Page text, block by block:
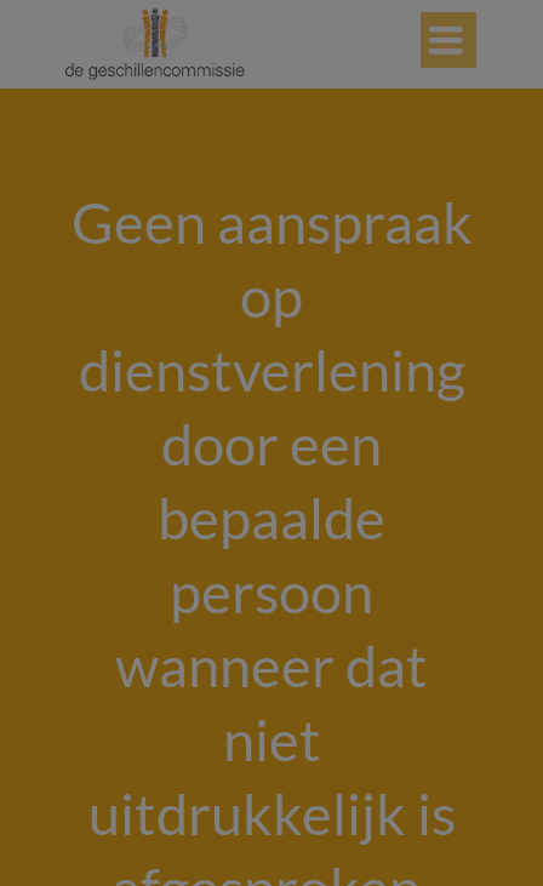

Geen aanspraak
op
dienstverlening
door een
bepaalde
persoon
wanneer dat
niet
uitdrukkelijk is